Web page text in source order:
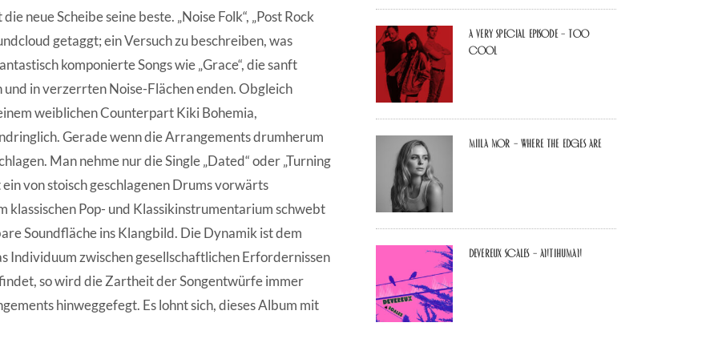
neue Scheibe seine beste. „Noise Folk“, „Post Rock
getaggt; ein Versuch zu beschreiben, was
komponierte Songs wie „Grace“, die sanft
in verzerrten Noise-Flächen enden. Obgleich
weiblichen Counterpart Kiki Bohemia,
Gerade wenn die Arrangements drumherum
Man nehme nur die Single „Dated“ oder „Turning
von stoisch geschlagenen Drums vorwärts
Pop- und Klassikinstrumentarium schwebt
Soundfläche ins Klangbild. Die Dynamik ist dem
Individuum zwischen gesellschaftlichen Erfordernissen
so wird die Zartheit der Songentwürfe immer
hinweggefegt. Es lohnt sich, dieses Album mit
A Very Special Episode – Too
Cool
Miila Mor – Where The Edges Are
Devereux Scales – Antihuman